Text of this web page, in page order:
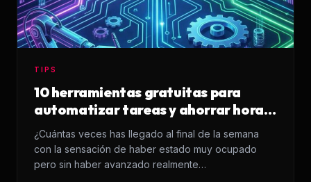
TIPS
10 herramientas gratuitas para
automatizar tareas y ahorrar horas
de trabajo
¿Cuántas veces has llegado al final de la semana
con la sensación de haber estado muy ocupado
pero sin haber avanzado realmente…